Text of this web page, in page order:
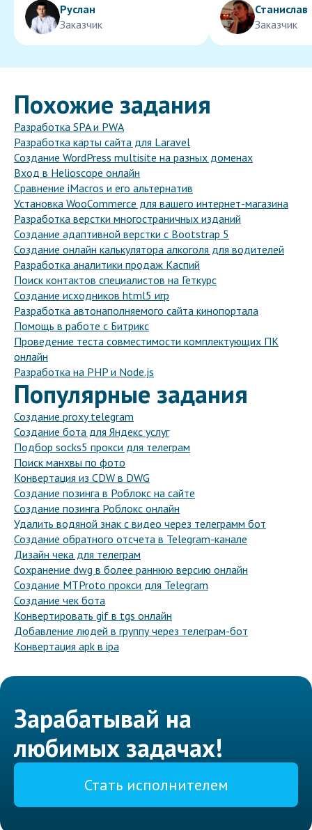
Руслан
Заказчик
Станислав
Заказчик
Похожие задания
Разработка SPA и PWA
Разработка карты сайта для Laravel
Создание WordPress multisite на разных доменах
Вход в Helioscope онлайн
Сравнение iMacros и его альтернатив
Установка WooCommerce для вашего интернет-магазина
Разработка верстки многостраничных изданий
Создание адаптивной верстки с Bootstrap 5
Создание онлайн калькулятора алкоголя для водителей
Разработка аналитики продаж Каспий
Поиск контактов специалистов на Геткурс
Создание исходников html5 игр
Разработка автонаполняемого сайта кинопортала
Помощь в работе с Битрикс
Проведение теста совместимости комплектующих ПК
онлайн
Разработка на PHP и Node.js
Популярные задания
Создание proxy telegram
Создание бота для Яндекс услуг
Подбор socks5 прокси для телеграм
Поиск манхвы по фото
Конвертация из CDW в DWG
Создание позинга в Роблокс на сайте
Создание позинга Роблокс онлайн
Удалить водяной знак с видео через телеграмм бот
Создание обратного отсчета в Telegram-канале
Дизайн чека для телеграм
Сохранение dwg в более раннюю версию онлайн
Создание MTProto прокси для Telegram
Создание чек бота
Конвертировать gif в tgs онлайн
Добавление людей в группу через телеграм-бот
Конвертация apk в ipa
Зарабатывай на
любимых задачах!
Стать исполнителем